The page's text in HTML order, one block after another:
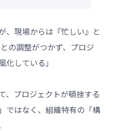
、現場からは『忙しい』と
の調整がつかず、プロジ
化している」
、プロジェクトが頓挫する
ではなく、組織特有の「構